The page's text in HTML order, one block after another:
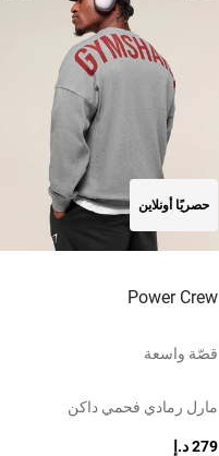
حصريًا أونلاين
Power Crew
قصّة واسعة
مارل رمادي فحمي داكن
279 د.إ